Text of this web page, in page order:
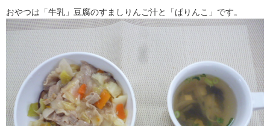
おやつは「牛乳」豆腐のすましりんご汁と「ぱりんこ」です。